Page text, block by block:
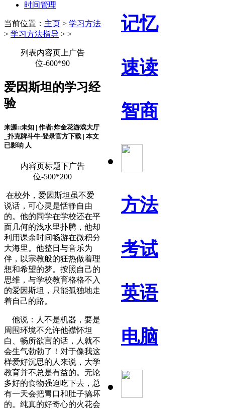
记忆
速读
智商
方法
考试
英语
电脑
时间管理
当前位置： 主页 > 学习方法
> 学习方法指导 > >
列表内容页上广告
位-600*90
爱因斯坦的学习经
验
来源::未知 | 作者:炸金花游戏大厅
_扑克牌斗牛-登录官方下载 | 本文
已影响 人
内容页标题下广告
位-500*200
在校外，爱因斯坦虽不爱
说话，可心灵是恬静自由
的。他的同学在学校还在平
面几何的浅水里扑腾，他却
利用课余时间畅游在微积分
大海里。他整日与音乐为
伴，以宗教般的狂热做着理
想和希望的梦。按照自己的
思维，与学校教育格格不入
的爱因斯坦，只能孤独地走
着自己的路。
他说：人不是机器，要是
周围环境不允许他襟怀坦
白、畅所欲言的话，人就不
会生气勃勃了！对于像我这
样爱好沉思的人来说，大学
教育并不总是有益的。无论
多好的食物强迫吃下去，总
有一天会把胃口和肚子搞坏
的。纯真的好奇心的火花会